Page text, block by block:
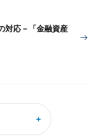
対応－「金融資産
関の変更が可能に